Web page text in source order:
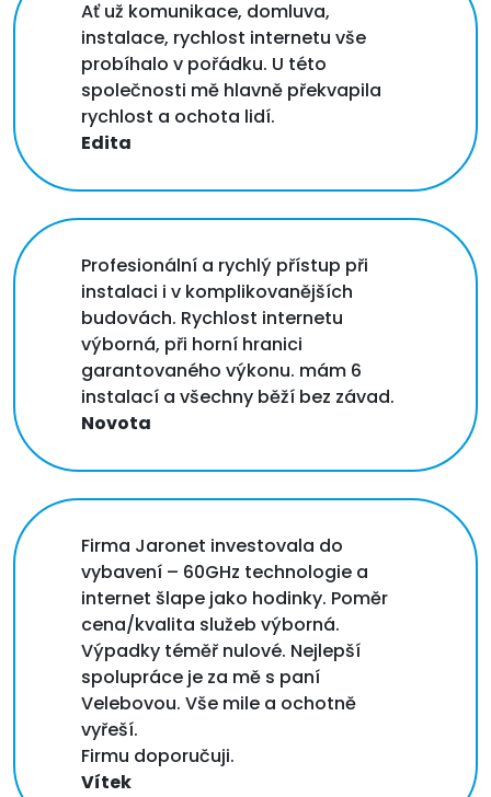
Ať už komunikace, domluva,
instalace, rychlost internetu vše
probíhalo v pořádku. U této
společnosti mě hlavně překvapila
rychlost a ochota lidí.
Edita
Profesionální a rychlý přístup při
instalaci i v komplikovanějších
budovách. Rychlost internetu
výborná, při horní hranici
garantovaného výkonu. mám 6
instalací a všechny běží bez závad.
Novota
Firma Jaronet investovala do
vybavení – 60GHz technologie a
internet šlape jako hodinky. Poměr
cena/kvalita služeb výborná.
Výpadky téměř nulové. Nejlepší
spolupráce je za mě s paní
Velebovou. Vše mile a ochotně
vyřeší.
Firmu doporučuji.
Vítek